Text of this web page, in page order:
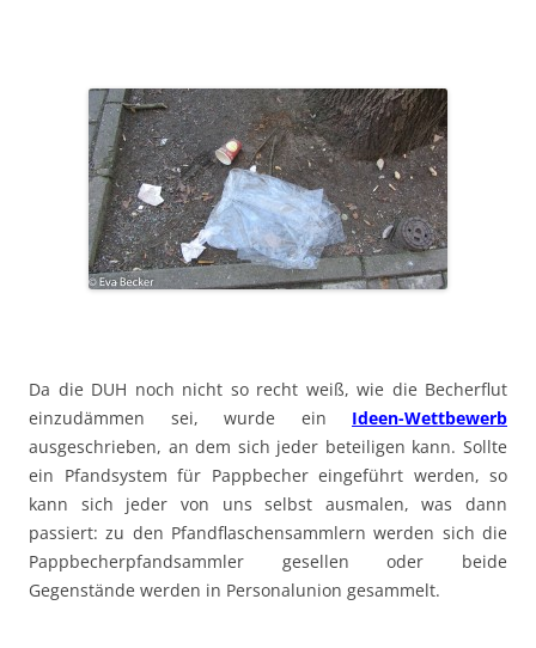
Da die DUH noch nicht so recht weiß, wie die Becherflut
einzudämmen sei, wurde ein Ideen-Wettbewerb
ausgeschrieben, an dem sich jeder beteiligen kann. Sollte
ein Pfandsystem für Pappbecher eingeführt werden, so
kann sich jeder von uns selbst ausmalen, was dann
passiert: zu den Pfandflaschensammlern werden sich die
Pappbecherpfandsammler gesellen oder beide
Gegenstände werden in Personalunion gesammelt.